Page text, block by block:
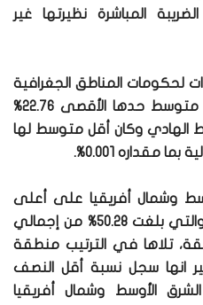
المباشرة نظيرتها غير
لحكومات المناطق الجغرافية
كان من المنح التي لم يتجاوز متوسط حدها الأقصى 22.76%
وكان أقل متوسط لها
مقداره 0.001%.
وشمال أفريقيا على أعلى
متوسط للإيرادات غير الضريبية والتي بلغت 50.28% من إجمالي
تلاها في الترتيب منطقة
انها سجل نسبة أقل النصف
الأوسط وشمال أفريقيا